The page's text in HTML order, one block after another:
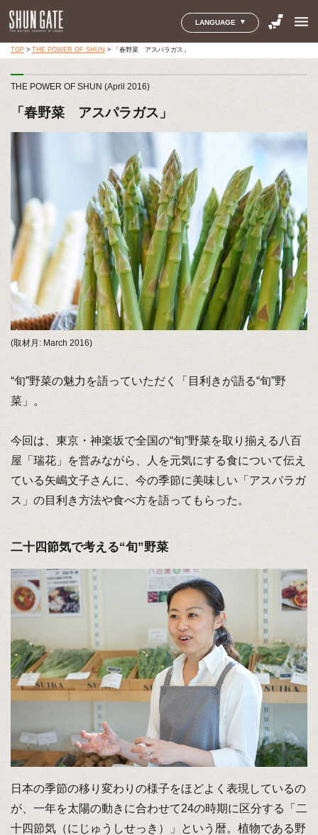
LANGUAGE menu
TOP> THE POWER OF SHUN > 「春野菜 アスパラガス」
THE POWER OF SHUN (April 2016)
「春野菜 アスパラガス」
(取材月: March 2016)
“旬”野菜の魅力を語っていただく「目利きが語る“旬”野
菜」。
今回は、東京・神楽坂で全国の“旬”野菜を取り揃える八百
屋「瑞花」を営みながら、人を元気にする食について伝え
ている矢嶋文子さんに、今の季節に美味しい「アスパラガ
ス」の目利き方法や食べ方を語ってもらった。
二十四節気で考える“旬”野菜
日本の季節の移り変わりの様子をほどよく表現しているの
が、一年を太陽の動きに合わせて24の時期に区分する「二
十四節気（にじゅうしせっき）」という暦。植物である野